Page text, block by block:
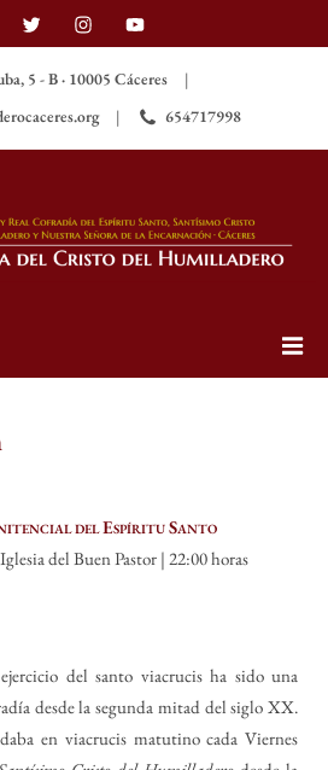
Twitter InstagramYouTube
5 - B · 10005 Cáceres
654717998
del Humilladero (Cáceres,
España)
Cristo del Humilladero (Cáceres, España)
del Espíritu Santo
del Buen Pastor | 22:00 horas
del santo viacrucis ha sido una
desde la segunda mitad del siglo XX.
en viacrucis matutino cada Viernes